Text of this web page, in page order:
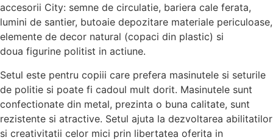
accesorii City: semne de circulatie, bariera cale ferata,
lumini de santier, butoaie depozitare materiale periculoase,
elemente de decor natural (copaci din plastic) si
doua figurine politist in actiune.
Setul este pentru copiii care prefera masinutele si seturile
de politie si poate fi cadoul mult dorit. Masinutele sunt
confectionate din metal, prezinta o buna calitate, sunt
rezistente si atractive. Setul ajuta la dezvoltarea abilitatilor
si creativitatii celor mici prin libertatea oferita in